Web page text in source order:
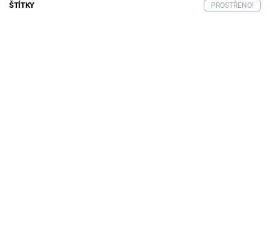
ŠTÍTKY PROSTŘENO!